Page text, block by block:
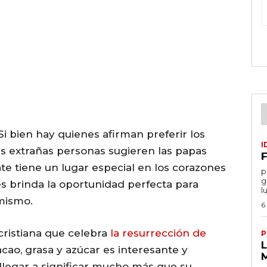
bien hay quienes afirman preferir los
extrañas personas sugieren las papas
tiene un lugar especial en los corazones
brinda la oportunidad perfecta para
que celebra la resurrección de
grasa y azúcar es interesante y